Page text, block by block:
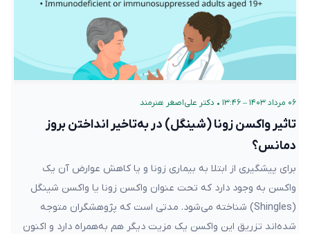
۰۶ مرداد ۱۴۰۳ – ۱۳:۴۶ • دکتر علی‌اصغر هنرمند
تاثیر واکسن زونا (شینگل) در به‌تاخیر انداختن بروز
دمانس؟
برای پیشگیری از ابتلا به بیماری زونا و یا کاهش عوارض آن یک
واکسن به وجود دارد که تحت عنوان واکسن زونا یا واکسن شینگل
(Shingles) شناخته می‌شود. مدتی است که پژوهشگران متوجه
شده‌اند تزریق این واکسن یک مزیت دیگر هم به‌همراه دارد و اکنون